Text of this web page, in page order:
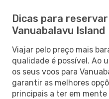
Dicas para
Vanuabalavu Island
Viajar pelo preço mais
qualidade é possível. Ao
os seus voos para
garantir as melhores
principais a ter em